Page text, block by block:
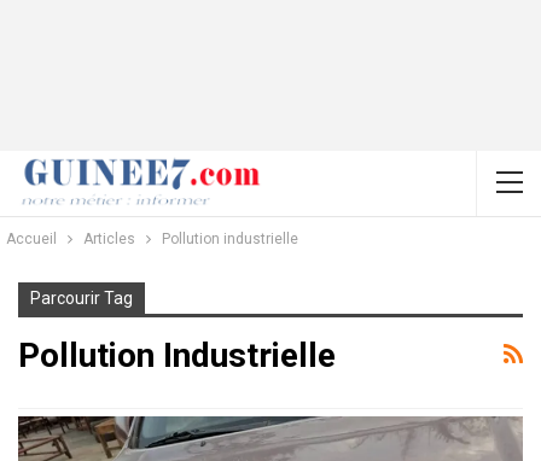
Accueil Articles Pollution industrielle
Parcourir Tag
Pollution Industrielle